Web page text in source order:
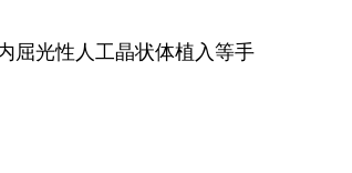
屈光性人工晶状体植入等手